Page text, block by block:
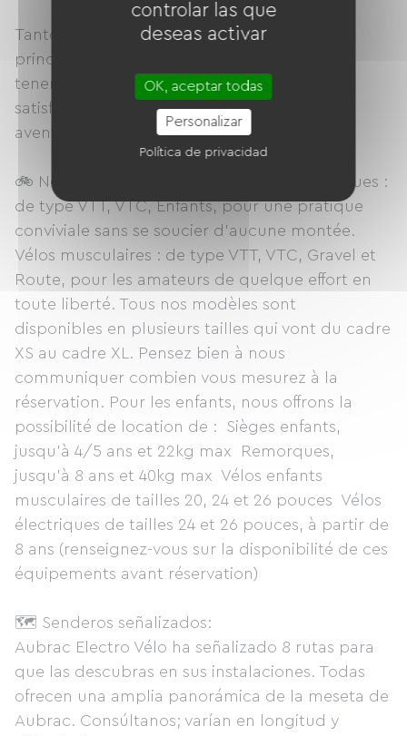
Tanto si eres un ciclista experimentado, un
principiante o incluso un ciclista de turismo,
tenemos la bicicleta que necesitas para
satisfacer tus necesidades de ciclismo y
aventura.
🚲 Nos propositions de vélos : Vélos électriques :
de type VTT, VTC, Enfants, pour une pratique
conviviale sans se soucier d’aucune montée.
Vélos musculaires : de type VTT, VTC, Gravel et
Route, pour les amateurs de quelque effort en
toute liberté. Tous nos modèles sont
disponibles en plusieurs tailles qui vont du cadre
XS au cadre XL. Pensez bien à nous
communiquer combien vous mesurez à la
réservation. Pour les enfants, nous offrons la
possibilité de location de : Sièges enfants,
jusqu’à 4/5 ans et 22kg max Remorques,
jusqu’à 8 ans et 40kg max Vélos enfants
musculaires de tailles 20, 24 et 26 pouces Vélos
électriques de tailles 24 et 26 pouces, à partir de
8 ans (renseignez-vous sur la disponibilité de ces
équipements avant réservation)
🗺️ Senderos señalizados:
Aubrac Electro Vélo ha señalizado 8 rutas para
que las descubras en sus instalaciones. Todas
ofrecen una amplia panorámica de la meseta de
Aubrac. Consúltanos; varían en longitud y
controlar las que
deseas activar
OK, aceptar todas
Personalizar
Política de privacidad